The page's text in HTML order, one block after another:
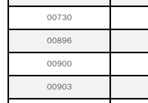
00730
00896
00900
00903